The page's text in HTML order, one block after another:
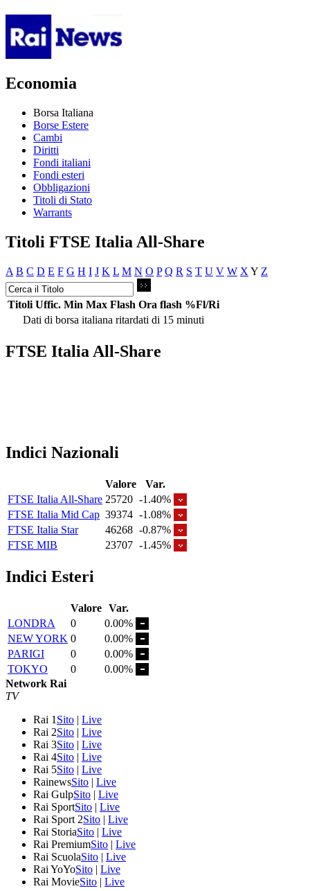
Economia
Borsa Italiana
Borse Estere
Cambi
Diritti
Fondi italiani
Fondi esteri
Obbligazioni
Titoli di Stato
Warrants
Titoli FTSE Italia All-Share
A B C D E F G H I J K L M N O P Q R S T U V W X Y Z
Titoli Uffic. Min Max Flash Ora flash %Fl/Ri
Dati di borsa italiana ritardati di 15 minuti
FTSE Italia All-Share
Indici Nazionali
Valore
Var.
FTSE Italia All-Share 25720 -1.40%
FTSE Italia Mid Cap 39374 -1.08%
FTSE Italia Star
46268 -0.87%
FTSE MIB
23707 -1.45%
Indici Esteri
Valore Var.
LONDRA
0
0.00%
NEW YORK 0
0.00%
PARIGI
0
0.00%
TOKYO
0
0.00%
Network Rai
TV
Rai 1 Sito | Live
Rai 2Sito | Live
Rai 3Sito | Live
Rai 4Sito | Live
Rai 5Sito | Live
RainewsSito | Live
Rai GulpSito | Live
Rai SportSito | Live
Rai Sport 2Sito | Live
Rai StoriaSito | Live
Rai PremiumSito | Live
Rai ScuolaSito | Live
Rai YoYoSito | Live
Rai MovieSito | Live